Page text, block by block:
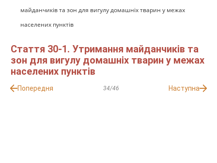
майданчиків та зон для вигулу домашніх тварин у межах
населених пунктів
Стаття 30-1. Утримання майданчиків та
зон для вигулу домашніх тварин у межах
населених пунктів
Попередня 34/46 Наступна